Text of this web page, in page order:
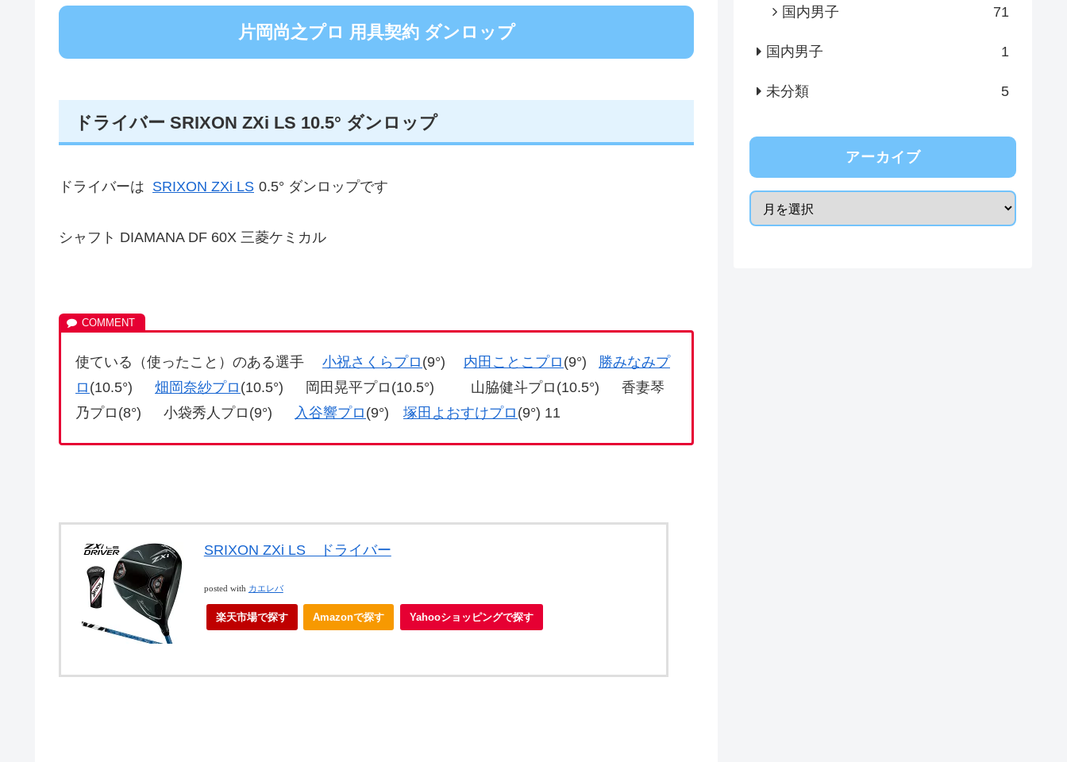
片岡尚之プロ 用具契約 ダンロップ
ドライバー SRIXON ZXi LS 10.5° ダンロップ
ドライバーは SRIXON ZXi LS 0.5° ダンロップです
シャフト DIAMANA DF 60X 三菱ケミカル
使ている（使ったこと）のある選手 小祝さくらプロ (9°) 内田ことこプロ (9°) 勝みなみプ
ロ (10.5°) 畑岡奈紗プロ (10.5°) 岡田晃平プロ(10.5°) 山脇健斗プロ(10.5°) 香妻琴
乃プロ(8°) 小袋秀人プロ(9°) 入谷響プロ (9°) 塚田よおすけプロ (9°) 11
SRIXON ZXi LS ドライバー
posted with カエレバ
楽天市場で探す Amazonで探す Yahooショッピングで探す
国内男子 71
国内男子 1
未分類 5
アーカイブ